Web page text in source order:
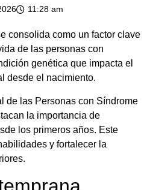
11:28 am
consolida como un factor clave
de las personas con
genética que impacta el
desde el nacimiento.
de las Personas con Síndrome
la importancia de
los primeros años. Este
y fortalecer la